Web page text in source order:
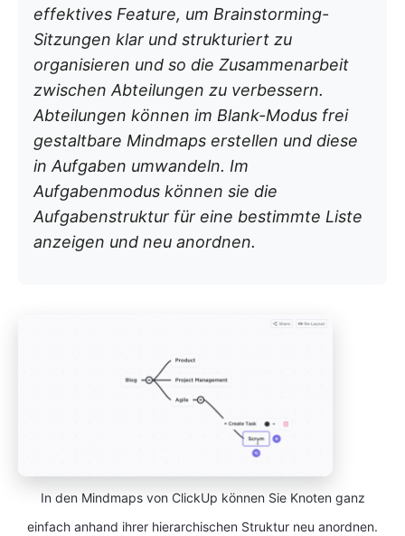
effektives Feature, um Brainstorming-
Sitzungen klar und strukturiert zu
organisieren und so die Zusammenarbeit
zwischen Abteilungen zu verbessern.
Abteilungen können im Blank-Modus frei
gestaltbare Mindmaps erstellen und diese
in Aufgaben umwandeln. Im
Aufgabenmodus können sie die
Aufgabenstruktur für eine bestimmte Liste
anzeigen und neu anordnen.
In den Mindmaps von ClickUp können Sie Knoten ganz
einfach anhand ihrer hierarchischen Struktur neu anordnen.